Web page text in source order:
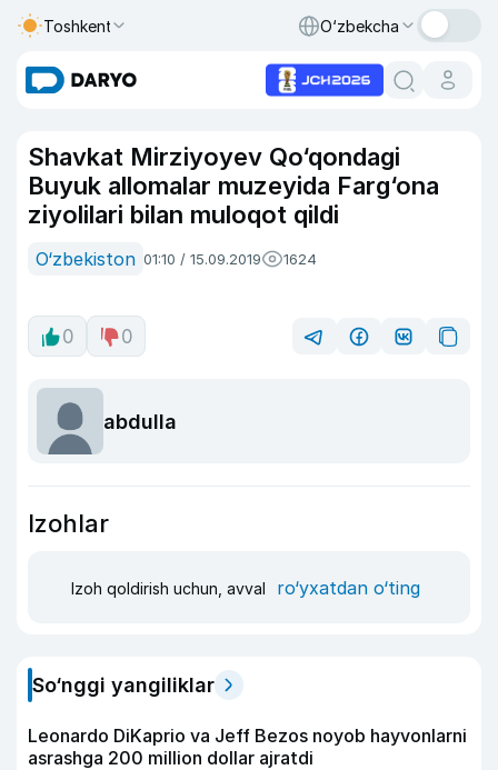
Toshkent O‘zbekcha
Shavkat Mirziyoyev Qo‘qondagi
Buyuk allomalar muzeyida Farg‘ona
ziyolilari bilan muloqot qildi
O‘zbekiston 01:10 / 15.09.2019 1624
0 0
abdulla
Izohlar
Izoh qoldirish uchun, avval ro‘yxatdan o‘ting
So‘nggi yangiliklar
Leonardo DiKaprio va Jeff Bezos noyob hayvonlarni
asrashga 200 million dollar ajratdi